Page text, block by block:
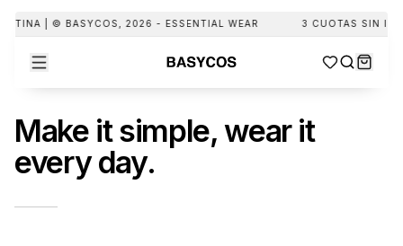
| © BASYCOS, 2026 - ESSENTIAL WEAR 3 CUOTAS SIN
Make it simple, wear it
every day.